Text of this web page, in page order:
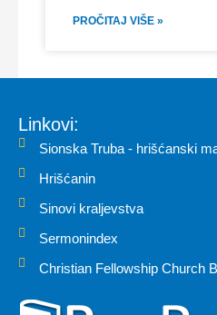
PROČITAJ VIŠE »
Linkovi:
Sionska Truba - hrišćanski
Hrišćanin
Sinovi kraljevstva
Sermonindex
Christian Fellowship Church